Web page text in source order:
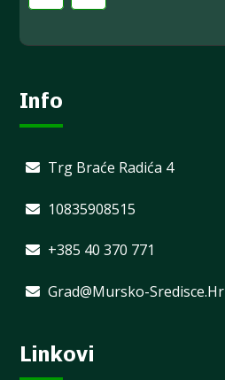
Info
Trg Braće Radića 4
10835908515
+385 40 370 771
Grad@mursko-Sredisce.hr
Linkovi